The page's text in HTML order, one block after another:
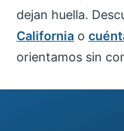
dejan huella.
California o
orientamos sin